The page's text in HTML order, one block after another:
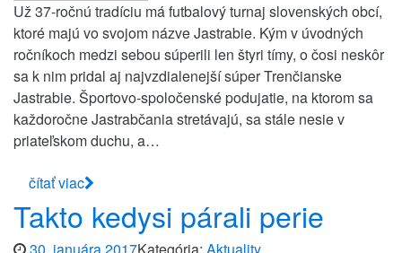
Už 37-ročnú tradíciu má futbalový turnaj slovenských obcí,
ktoré majú vo svojom názve Jastrabie. Kým v úvodných
ročníkoch medzi sebou súperili len štyri tímy, o čosi neskôr
sa k nim pridal aj najvzdialenejší súper Trenčianske
Jastrabie. Športovo-spoločenské podujatie, na ktorom sa
každoročne Jastrabčania stretávajú, sa stále nesie v
priateľskom duchu, a…
čítať viac
Takto kedysi párali perie